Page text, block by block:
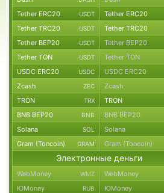
Tether ERC20 USDT Tether ERC20
Tether TRC20 USDT Tether TRC20
Tether BEP20 USDT Tether BEP20
Tether TON USDT Tether TON
USDC ERC20 USDC USDC ERC20
Zcash ZEC Zcash
TRON TRX TRON
BNB BEP20 BNB BNB BEP20
Solana SOL Solana
Gram (Toncoin) GRAM Gram (Toncoin)
Электронные деньги
WebMoney WMZ WebMoney
ЮMoney RUB ЮMoney